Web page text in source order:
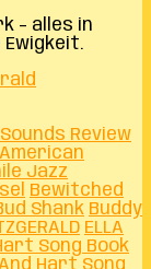
– alles in
Ewigkeit.
Review
American
Jazz
Bewitched
Shank Buddy
ELLA
Song Book
And Hart Song